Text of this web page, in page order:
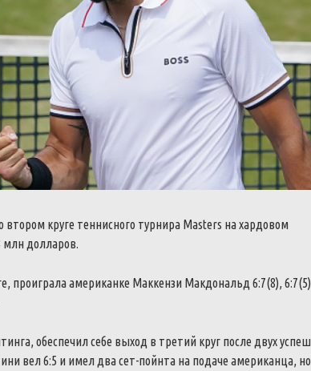
круге теннисного турнира Masters на хардовом
долларов.
проиграла американке Маккензи Макдональд 6:7(8),
обеспечил себе выход в третий круг после двух
вел 6:5 и имел два сет-пойнта на подаче американца,